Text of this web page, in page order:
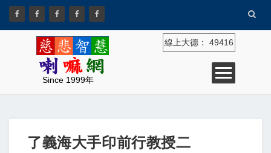
Since 1999年
線上大德： 49416
了義海大手印前行教授二